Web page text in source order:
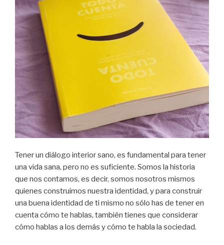
Tener un diálogo interior sano, es fundamental para tener
una vida sana, pero no es suficiente. Somos la historia
que nos contamos, es decir, somos nosotros mismos
quienes construimos nuestra identidad, y para construir
una buena identidad de ti mismo no sólo has de tener en
cuenta cómo te hablas, también tienes que considerar
cómo hablas a los demás y cómo te habla la sociedad.